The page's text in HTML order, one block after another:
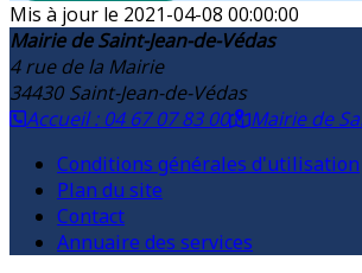
2021-04-08 00:00:00
Mairie de Saint-Jean-de-Védas
4 rue de la Mairie
34430 Saint-Jean-de-Védas
Accueil : 04 67 07 83 00
Mairie de
Conditions générales d'utilisation
Plan du site
Contact
Annuaire des services